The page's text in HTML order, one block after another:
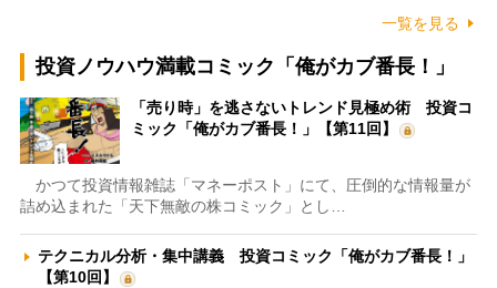
一覧を見る
投資ノウハウ満載コミック「俺がカブ番長！」
「売り時」を逃さないトレンド見極め術 投資コ
ミック「俺がカブ番長！」【第11回】
かつて投資情報雑誌「マネーポスト」にて、圧倒的な情報量が
詰め込まれた「天下無敵の株コミック」とし…
テクニカル分析・集中講義 投資コミック「俺がカブ番長！」
【第10回】